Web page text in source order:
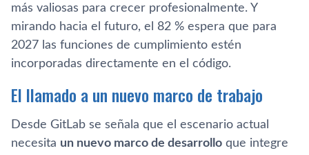
más valiosas para crecer profesionalmente. Y
mirando hacia el futuro, el 82 % espera que para
2027 las funciones de cumplimiento estén
incorporadas directamente en el código.
El llamado a un nuevo marco de trabajo
Desde GitLab se señala que el escenario actual
necesita un nuevo marco de desarrollo que integre